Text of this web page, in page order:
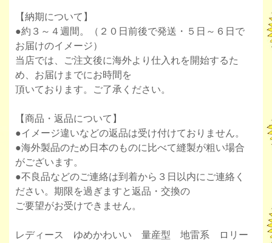
【納期について】
●約３～４週間。（２０日前後で発送・５日～６日で
お届けのイメージ）
当店では、ご注文後に海外より仕入れを開始するた
め、お届けまでにお時間を
頂いております。ご了承ください。
【商品・返品について】
●イメージ違いなどの返品は受け付けておりません。
●海外製品のため日本のものに比べて縫製が粗い場合
がございます。
●不良品などのご連絡は到着から３日以内にご連絡く
ださい。期限を過ぎますと返品・交換の
ご要望がお受けできません。
レディース ゆめかわいい 量産型 地雷系 ロリー